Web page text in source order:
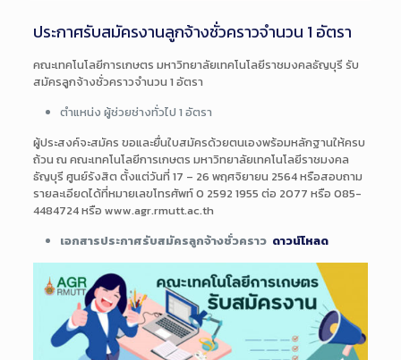
ประกาศรับสมัครงานลูกจ้างชั่วคราวจำนวน 1 อัตรา
คณะเทคโนโลยีการเกษตร มหาวิทยาลัยเทคโนโลยีราชมงคลธัญบุรี รับ
สมัครลูกจ้างชั่วคราวจำนวน 1 อัตรา
ตำแหน่ง ผู้ช่วยช่างทั่วไป 1 อัตรา
ผู้ประสงค์จะสมัคร ขอและยื่นใบสมัครด้วยตนเองพร้อมหลักฐานให้ครบ
ถ้วน ณ คณะเทคโนโลยีการเกษตร มหาวิทยาลัยเทคโนโลยีราชมงคล
ธัญบุรี ศูนย์รังสิต ตั้งแต่วันที่ 17 – 26 พฤศจิยายน 2564 หรือสอบถาม
รายละเอียดได้ที่หมายเลขโทรศัพท์ 0 2592 1955 ต่อ 2077 หรือ 085-
4484724 หรือ www.agr.rmutt.ac.th
เอกสารประกาศรับสมัครลูกจ้างชั่วคราว ดาวน์โหลด